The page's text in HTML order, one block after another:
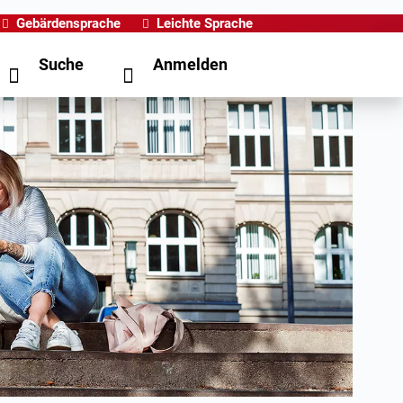
Gebärdensprache Leichte Sprache
Suche Anmelden